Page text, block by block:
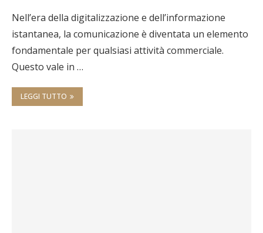
Nell’era della digitalizzazione e dell’informazione
istantanea, la comunicazione è diventata un elemento
fondamentale per qualsiasi attività commerciale.
Questo vale in …
LEGGI TUTTO